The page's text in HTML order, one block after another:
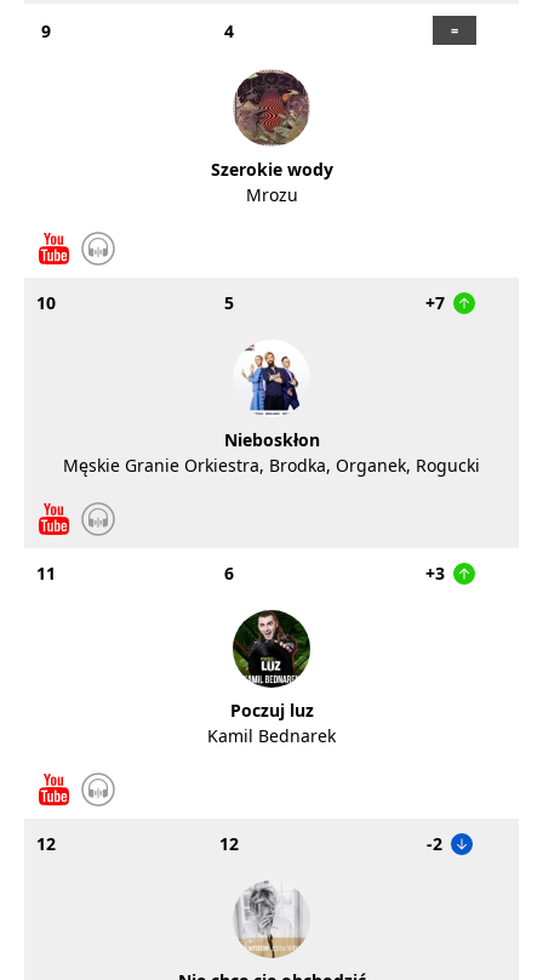
9 4
Szerokie wody
Mrozu
10 5 +7
Nieboskłon
Męskie Granie Orkiestra, Brodka, Organek, Rogucki
11 6 +3
Poczuj luz
Kamil Bednarek
12 12 -2